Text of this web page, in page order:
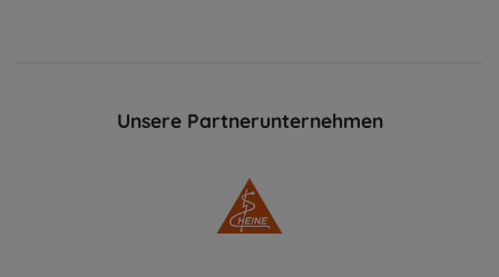
Unsere Partnerunternehmen